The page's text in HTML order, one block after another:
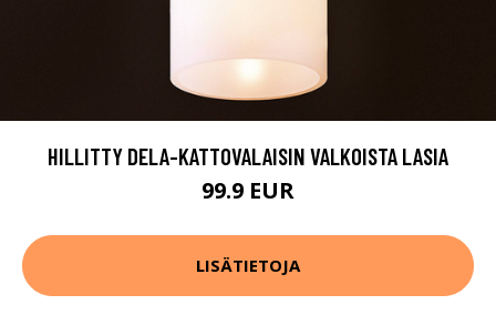
HILLITTY DELA-KATTOVALAISIN VALKOISTA LASIA
99.9 EUR
LISÄTIETOJA